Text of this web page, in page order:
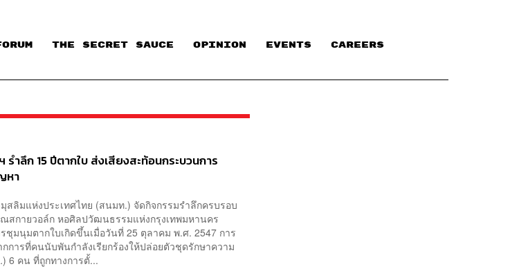
THE SECRET SAUCE​ OPINION EVENTS CAREERS
ำลึก 15 ปีตากใบ ส่งเสียงสะท้อนกระบวนการ
หา
ลิมแห่งประเทศไทย (สนมท.) จัดกิจกรรมรำลึกครบรอบ
ณสกายวอล์ก หอศิลปวัฒนธรรมแห่งกรุงเทพมหานคร
ชุมนุมตากใบเกิดขึ้นเมื่อวันที่ 25 ตุลาคม พ.ศ. 2547 การ
การที่คนนับพันกำลังเรียกร้องให้ปล่อยตัวชุดรักษาความ
6 คน ที่ถูกทางการตั้...